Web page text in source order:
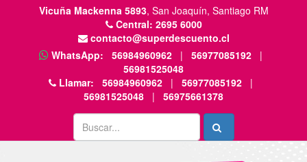
Vicuña Mackenna 5893, San Joaquín, Santiago RM
Central: 2695 6000
contacto@superdescuento.cl
WhatsApp:
56984960962 | 56977085192
|
56981525048
Llamar:
56984960962 | 56977085192
|
56981525048
| 56975661378